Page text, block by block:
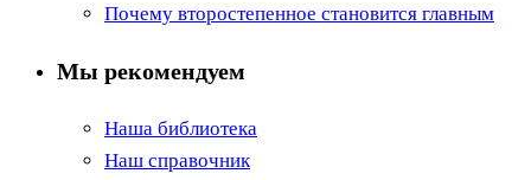
Почему второстепенное становится главным
Мы рекомендуем
Наша библиотека
Наш справочник